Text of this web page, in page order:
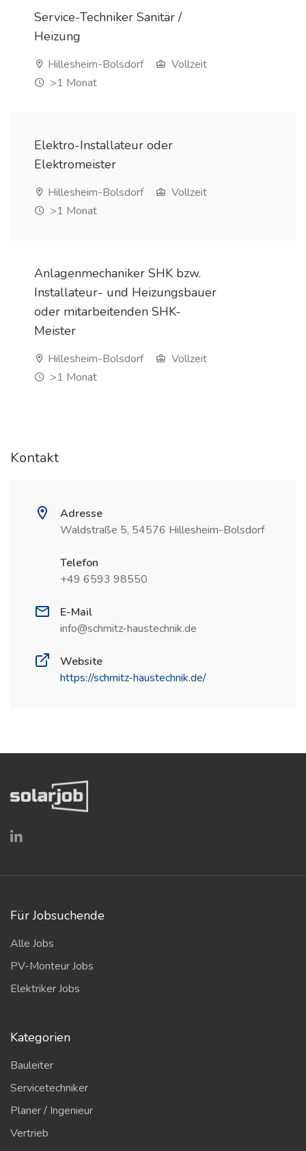
Service-Techniker Sanitär /
Heizung
Hillesheim-Bolsdorf
Vollzeit
>1 Monat
Elektro-Installateur oder
Elektromeister
Hillesheim-Bolsdorf
Vollzeit
>1 Monat
Anlagenmechaniker SHK bzw.
Installateur- und Heizungsbauer
oder mitarbeitenden SHK-
Meister
Hillesheim-Bolsdorf
Vollzeit
>1 Monat
Kontakt
Adresse
Waldstraße 5, 54576 Hillesheim-Bolsdorf
Telefon
+49 6593 98550
E-Mail
info@schmitz-haustechnik.de
Website
https://schmitz-haustechnik.de/
Für Jobsuchende
Alle Jobs
PV-Monteur Jobs
Elektriker Jobs
Kategorien
Bauleiter
Servicetechniker
Planer / Ingenieur
Vertrieb